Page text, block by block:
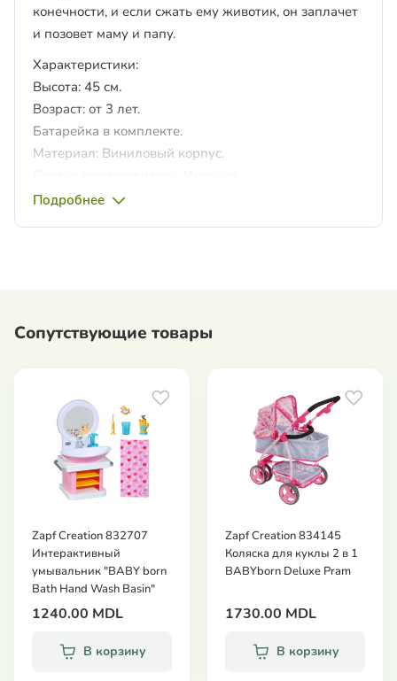
конечности, и если сжать ему животик, он заплачет
и позовет маму и папу.
Характеристики:
Высота: 45 см.
Возраст: от 3 лет.
Батарейка в комплекте.
Материал: Виниловый корпус.
Подробнее
Сопутствующие товары
Zapf Creation 832707
Интерактивный
умывальник "BABY born
Bath Hand Wash Basin"
1240.00 MDL
В корзину
Zapf Creation 834145
Коляска для куклы 2 в 1
BABYborn Deluxe Pram
1730.00 MDL
В корзину